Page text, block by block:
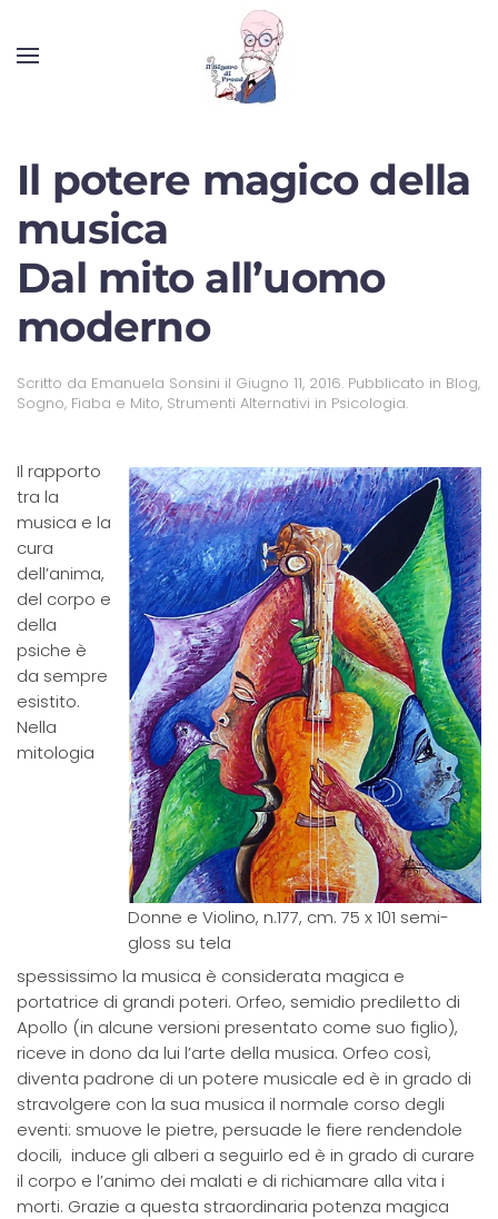
Il potere magico della
musica
Dal mito all’uomo
moderno
Scritto da Emanuela Sonsini il Giugno 11, 2016. Pubblicato in Blog,
Sogno, Fiaba e Mito, Strumenti Alternativi in Psicologia.
Donne e Violino, n.177, cm. 75 x 101 semi-
gloss su tela
Il rapporto
tra la
musica e la
cura
dell’anima,
del corpo e
della
psiche è
da sempre
esistito.
Nella
mitologia
spessissimo la musica è considerata magica e
portatrice di grandi poteri. Orfeo, semidio prediletto di
Apollo (in alcune versioni presentato come suo figlio),
riceve in dono da lui l’arte della musica. Orfeo così,
diventa padrone di un potere musicale ed è in grado di
stravolgere con la sua musica il normale corso degli
eventi: smuove le pietre, persuade le fiere rendendole
docili, induce gli alberi a seguirlo ed è in grado di curare
il corpo e l’animo dei malati e di richiamare alla vita i
morti. Grazie a questa straordinaria potenza magica